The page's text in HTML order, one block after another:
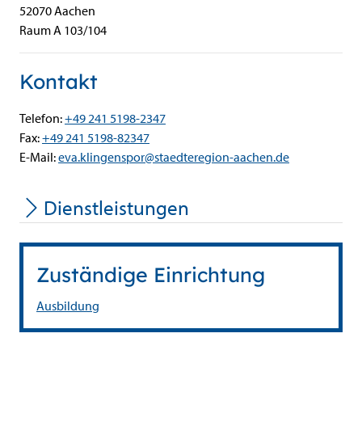
52070Aachen
Raum A 103/104
Kontakt
Telefon:+49 241 5198-2347
Fax:+49 241 5198-82347
E-Mail:eva.klingenspor@staedteregion-aachen.de
Dienstleistungen
Zuständige Einrichtung
Ausbildung